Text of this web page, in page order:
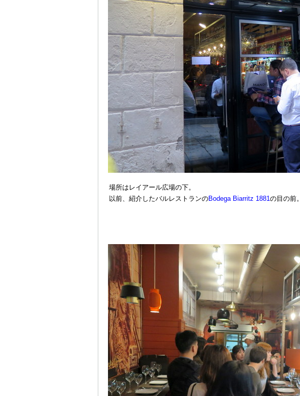
場所はレイアール広場の下。
以前、紹介したバルレストランのBodega Biarritz 1881の目の前。